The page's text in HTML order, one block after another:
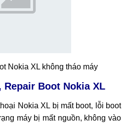
Nokia XL không tháo máy
Repair Boot Nokia XL
Nokia XL bị mất boot, lỗi boot
máy bị mất nguồn, không vào